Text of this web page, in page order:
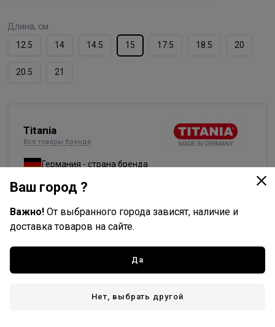
Длина, см
12.5
14 14.5 15 17.5 18.5 20
20.5 21
Titania
Все товары бренда
Германия - страна бренда
Германия - страна производства
Доставка
Стоимость и способы доставки будут доступны при
Ваш город ?
Важно! От выбранного города зависят, наличие и
доставка товаров на сайте.
Да
Нет, выбрать другой